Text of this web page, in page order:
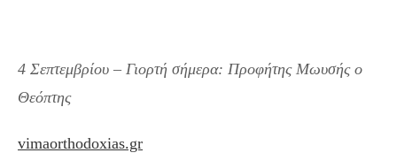
4 Σεπτεμβρίου – Γιορτή σήμερα: Προφήτης Μωυσής ο
Θεόπτης
vimaorthodoxias.gr